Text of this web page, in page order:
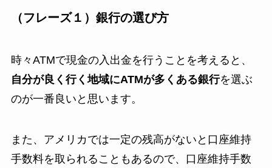
（フレーズ１）銀行の選び方
時々ATMで現金の入出金を行うことを考えると、
自分が良く行く地域にATMが多くある銀行を選ぶ
のが一番良いと思います。
また、アメリカでは一定の残高がないと口座維持
手数料を取られることもあるので、口座維持手数